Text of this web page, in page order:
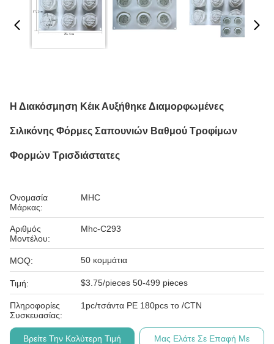
Η Διακόσμηση Κέικ Αυξήθηκε Διαμορφωμένες
Σιλικόνης Φόρμες Σαπουνιών Βαθμού Τροφίμων
Φορμών Τρισδιάστατες
Ονομασία
Μάρκας:
MHC
Αριθμός
Μοντέλου:
Mhc-C293
MOQ: 50 κομμάτια
Τιμή: $3.75/pieces 50-499 pieces
Πληροφορίες
Συσκευασίας:
1pc/τσάντα PE 180pcs το /CTN
Βρείτε Την Καλύτερη Τιμή Μας Ελάτε Σε Επαφή Με